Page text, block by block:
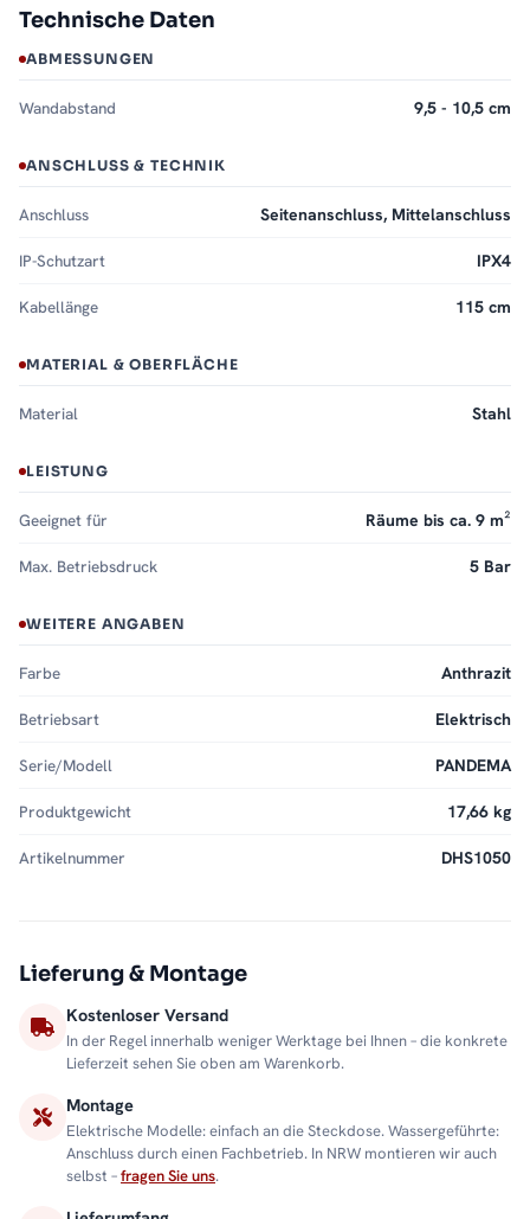
Technische Daten
ABMESSUNGEN
Wandabstand 9,5 - 10,5 cm
ANSCHLUSS & TECHNIK
Anschluss Seitenanschluss, Mittelanschluss
IP-Schutzart IPX4
Kabellänge 115 cm
MATERIAL & OBERFLÄCHE
Material Stahl
LEISTUNG
Geeignet für Räume bis ca. 9 m²
Max. Betriebsdruck 5 Bar
WEITERE ANGABEN
Farbe Anthrazit
Betriebsart Elektrisch
Serie/Modell PANDEMA
Produktgewicht 17,66 kg
Artikelnummer DHS1050
Lieferung & Montage
Kostenloser Versand
In der Regel innerhalb weniger Werktage bei Ihnen – die konkrete
Lieferzeit sehen Sie oben am Warenkorb.
Montage
Elektrische Modelle: einfach an die Steckdose. Wassergeführte:
Anschluss durch einen Fachbetrieb. In NRW montieren wir auch
selbst –fragen Sie uns.